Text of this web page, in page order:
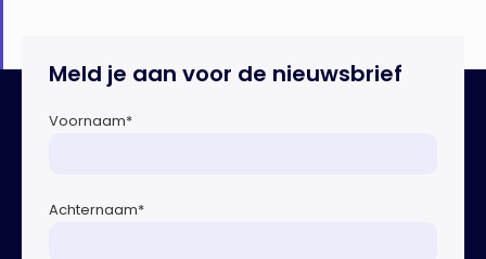
Meld je aan voor de nieuwsbrief
Voornaam*
Achternaam*